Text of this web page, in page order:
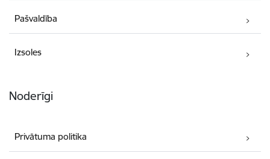
Pašvaldība
Izsoles
Noderīgi
Privātuma politika